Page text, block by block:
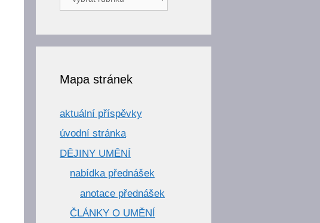
a
Mapa stránek
aktuální příspěvky
úvodní stránka
DĚJINY UMĚNÍ
nabídka přednášek
anotace přednášek
ČLÁNKY O UMĚNÍ